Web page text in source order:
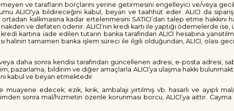
ve tarafların borçlarını yerine getirmesini engelleyici ve/veya
ALICI'ya bildireceğini kabul, beyan ve taahhüt eder. ALICI da
kalkmasına kadar ertelenmesini SATICI’dan talep etme hakkını
ve defaten ödenir. ALICI’nın kredi kartı ile yaptığı ödemelerde ise,
kartına iade edilen tutarın banka tarafından ALICI hesabına
halinin tamamen banka işlem süreci ile ilgili olduğundan, ALICI, olası
veya daha sonra kendisi tarafından güncellenen adresi, e-posta
bildirim ve diğer amaçlarla ALICI’ya ulaşma hakkı
kabul ve beyan etmektedir.
edecek; ezik, kırık, ambalajı yırtılmış vb. hasarlı ve ayıplı
sonra mal/hizmetin özenle korunması borcu, ALICI’ya aittir. Cayma